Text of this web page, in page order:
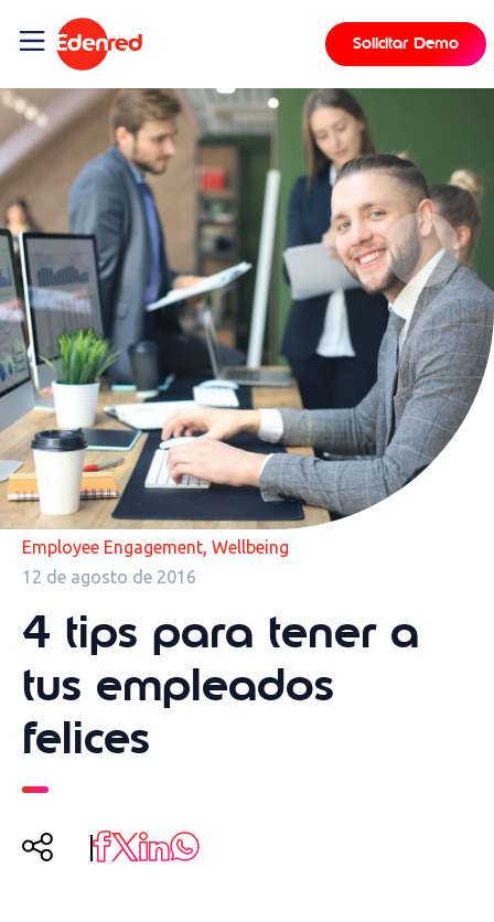
Solicitar Demo
Employee Engagement, Wellbeing
12 de agosto de 2016
4 tips para tener a
tus empleados
felices